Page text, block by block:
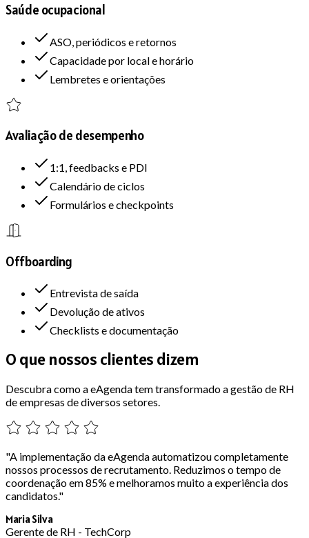
Saúde ocupacional
ASO, periódicos e retornos
Capacidade por local e horário
Lembretes e orientações
Avaliação de desempenho
1:1, feedbacks e PDI
Calendário de ciclos
Formulários e checkpoints
Offboarding
Entrevista de saída
Devolução de ativos
Checklists e documentação
O que nossosclientes dizem
Descubra como a eAgenda tem transformado a gestão de RH
de empresas de diversos setores.
"A implementação da eAgenda automatizou completamente
nossos processos de recrutamento. Reduzimos o tempo de
coordenação em 85% e melhoramos muito a experiência dos
candidatos."
Maria Silva
Gerente de RH - TechCorp